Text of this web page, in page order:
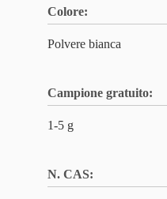
Colore:
Polvere bianca
Campione gratuito:
1-5 g
N. CAS: